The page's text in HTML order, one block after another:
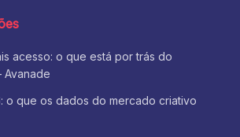
acesso: o que está por trás do
Avanade
o que os dados do mercado criativo